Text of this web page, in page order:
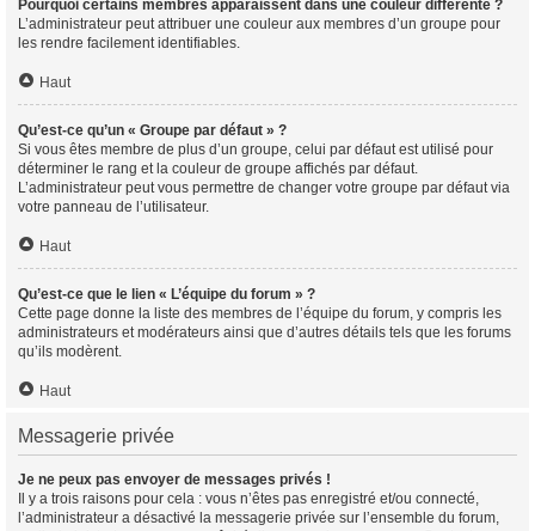
Pourquoi certains membres apparaissent dans une couleur différente ?
L’administrateur peut attribuer une couleur aux membres d’un groupe pour
les rendre facilement identifiables.
Haut
Qu’est-ce qu’un « Groupe par défaut » ?
Si vous êtes membre de plus d’un groupe, celui par défaut est utilisé pour
déterminer le rang et la couleur de groupe affichés par défaut.
L’administrateur peut vous permettre de changer votre groupe par défaut via
votre panneau de l’utilisateur.
Haut
Qu’est-ce que le lien « L’équipe du forum » ?
Cette page donne la liste des membres de l’équipe du forum, y compris les
administrateurs et modérateurs ainsi que d’autres détails tels que les forums
qu’ils modèrent.
Haut
Messagerie privée
Je ne peux pas envoyer de messages privés !
Il y a trois raisons pour cela : vous n’êtes pas enregistré et/ou connecté,
l’administrateur a désactivé la messagerie privée sur l’ensemble du forum,